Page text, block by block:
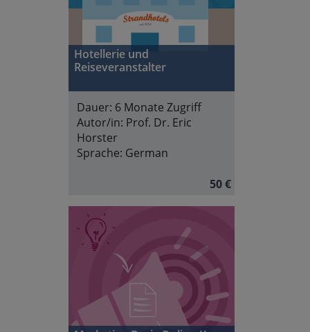
Hotellerie und
Reiseveranstalter
Dauer: 6 Monate Zugriff
Autor/in: Prof. Dr. Eric
Horster
Sprache: German
50 €